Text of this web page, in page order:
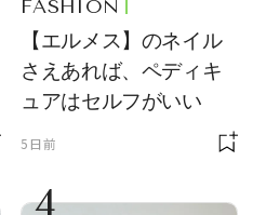
FASHION
【エルメス】のネイル
さえあれば、ペディキ
ュアはセルフがいい
5日前
4